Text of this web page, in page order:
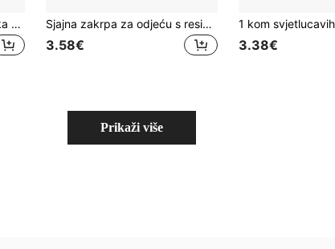
1 kom. elegantna crna mačka emajlirana broš za muškarce i žene, crtana životinjska igla za rever, modni dodatak, poklon za ljeto, školu Sjajna zakrpa za odjeću s resicama i petokrakom zvijezdom, aplikacija za peglanje s ljepljivom podlogom, DIY dodatak za odjeću, ljeto, škola
3.58€ 3.38€
Prikaži više